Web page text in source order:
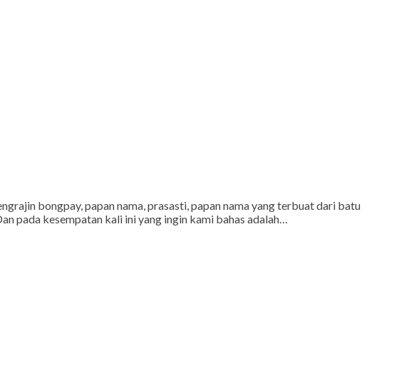
bongpay, papan nama, prasasti, papan nama yang terbuat dari batu
pada kesempatan kali ini yang ingin kami bahas adalah…